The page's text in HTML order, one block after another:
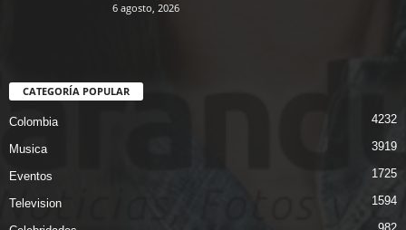
6 agosto, 2026
CATEGORÍA POPULAR
Colombia 4232
Musica 3919
Eventos 1725
Television 1594